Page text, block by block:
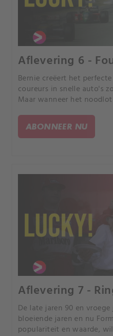
Aflevering 6 -
Bernie creëert het
coureurs in snelle auto's
Maar wanneer het
ABONNEER NU
Aflevering 7 -
De late jaren 90 en
bloeiende jaren en nu
populariteit en waarde,